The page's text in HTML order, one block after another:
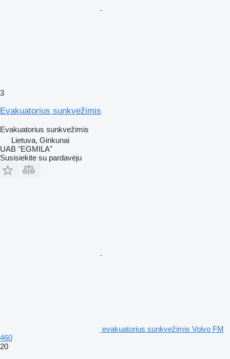
3
Evakuatorius sunkvežimis
Evakuatorius sunkvežimis
Lietuva, Ginkunai
UAB "EGMILA"
Susisiekite su pardavėju
evakuatorius sunkvežimis Volvo FM
460
20